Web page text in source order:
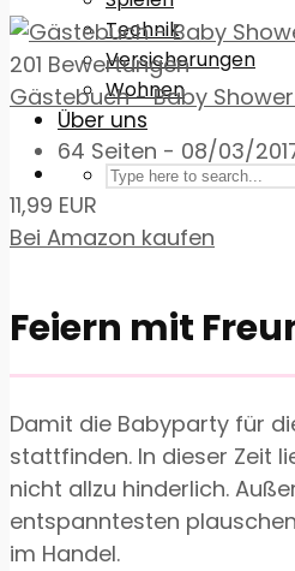
Technik
Versicherungen
Wohnen
Über uns
201 Bewertungen
Gästebuch - Baby
64 Seiten - 08/03/
11,99 EUR
Bei Amazon kaufen
Feiern mit
Damit die Babyparty für
stattfinden. In dieser Zeit
nicht allzu hinderlich.
entspanntesten
im Handel.